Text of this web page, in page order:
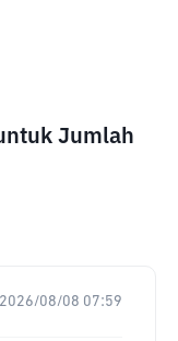
Jumlah
2026/08/08 07:59